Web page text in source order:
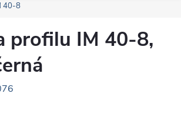
40-8
profilu IM 40-8,